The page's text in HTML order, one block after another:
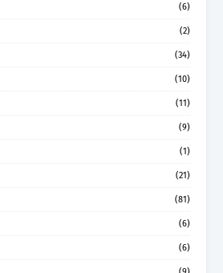
(6)
(2)
(34)
(10)
(11)
(9)
(1)
(21)
(81)
(6)
(6)